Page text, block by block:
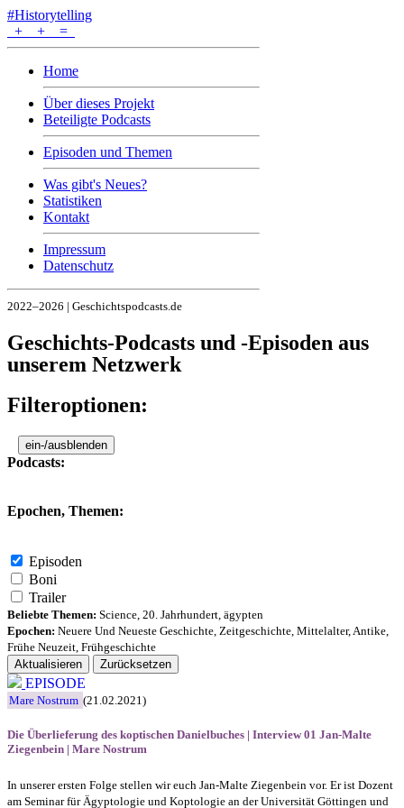
#Historytelling
+
+ =
Home
Über dieses Projekt
Beteiligte Podcasts
Episoden und Themen
Was gibt's Neues?
Statistiken
Kontakt
Impressum
Datenschutz
2022–2026 | Geschichtspodcasts.de
Geschichts-Podcasts und -Episoden aus
unserem Netzwerk
Filteroptionen:
ein-/ausblenden
Podcasts:
Epochen, Themen:
Episoden
Boni
Trailer
Beliebte Themen: Science 20. Jahrhundert ägypten
Epochen: Neuere Und Neueste Geschichte Zeitgeschichte Mittelalter, Antike
Frühe Neuzeit Frühgeschichte
Aktualisieren
Zurücksetzen
EPISODE
Mare Nostrum (21.02.2021)
Die Überlieferung des koptischen Danielbuches | Interview 01 Jan-Malte
Ziegenbein | Mare Nostrum
In unserer ersten Folge stellen wir euch Jan-Malte Ziegenbein vor. Er ist Dozent
am Seminar für Ägyptologie und Koptologie an der Universität Göttingen und